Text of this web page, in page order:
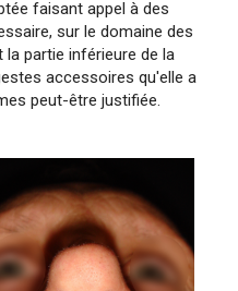
faisant appel à des
sur le domaine des
partie inférieure de la
accessoires qu'elle a
peut-être justifiée.